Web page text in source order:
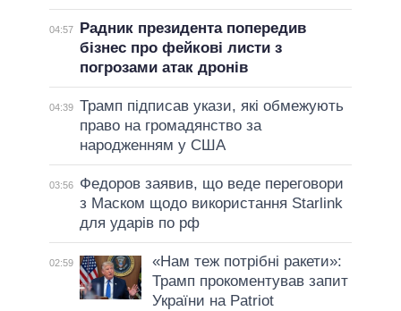
04:57
Радник президента попередив
бізнес про фейкові листи з
погрозами атак дронів
04:39 Трамп підписав укази, які обмежують
право на громадянство за
народженням у США
03:56
Федоров заявив, що веде переговори
з Маском щодо використання Starlink
для ударів по рф
02:59
«Нам теж потрібні ракети»:
Трамп прокоментував запит
України на Patriot